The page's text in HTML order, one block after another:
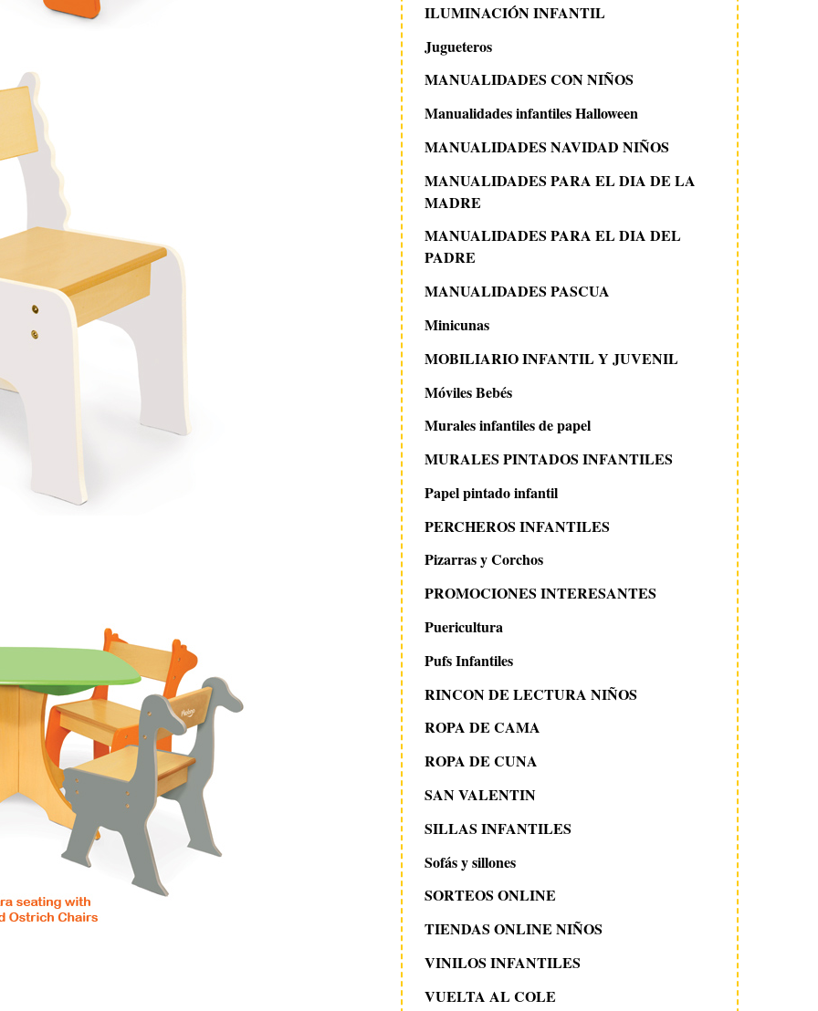
ILUMINACIÓN INFANTIL
Jugueteros
MANUALIDADES CON NIÑOS
Manualidades infantiles Halloween
MANUALIDADES NAVIDAD NIÑOS
MANUALIDADES PARA EL DIA DE LA
MADRE
MANUALIDADES PARA EL DIA DEL
PADRE
MANUALIDADES PASCUA
Minicunas
MOBILIARIO INFANTIL Y JUVENIL
Móviles Bebés
Murales infantiles de papel
MURALES PINTADOS INFANTILES
Papel pintado infantil
PERCHEROS INFANTILES
Pizarras y Corchos
PROMOCIONES INTERESANTES
Puericultura
Pufs Infantiles
RINCON DE LECTURA NIÑOS
ROPA DE CAMA
ROPA DE CUNA
SAN VALENTIN
SILLAS INFANTILES
Sofás y sillones
SORTEOS ONLINE
TIENDAS ONLINE NIÑOS
VINILOS INFANTILES
VUELTA AL COLE